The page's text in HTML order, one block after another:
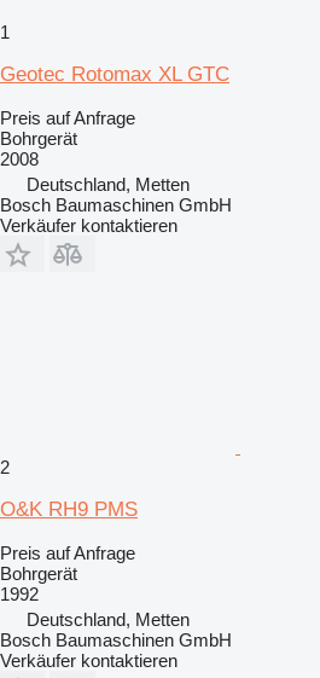
1
Geotec Rotomax XL GTC
Preis auf Anfrage
Bohrgerät
2008
Deutschland, Metten
Bosch Baumaschinen GmbH
Verkäufer kontaktieren
2
O&K RH9 PMS
Preis auf Anfrage
Bohrgerät
1992
Deutschland, Metten
Bosch Baumaschinen GmbH
Verkäufer kontaktieren